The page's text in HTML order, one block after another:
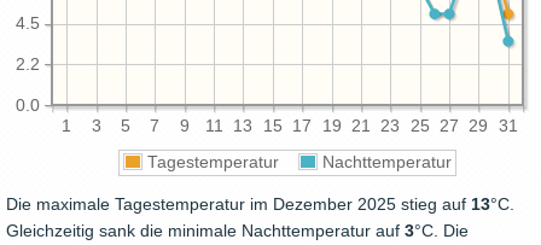
1 3 5 7 9 11 13 15 17 19 21 23 25 27 29 31
0.0
2.2
4.5
Tagestemperatur Nachttemperatur
Die maximale Tagestemperatur im Dezember 2025 stieg auf 13°C.
Gleichzeitig sank die minimale Nachttemperatur auf 3°C. Die